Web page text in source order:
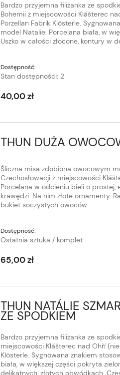
Bardzo przyjemna filiżanka ze
Bohemii z miejscowości Klášterec
Porzellan Fabrik Klösterle.
model Natalie. Porcelana biała, w
Uszko w całości złocone, kontury w
Dostępność:
Stan dostępności: 2
40,00 zł
THUN DUŻA
Śliczna misa zdobiona owocowym
Czechosłowacji z miejscowości
Porcelana w odcieniu bieli o
krawędzi. Na nim złote ornamenty.
bukiet soczystych owoców.
Dostępność:
Ostatnia sztuka / komplet
65,00 zł
THUN NATÁLIE
ZE SPODKIEM
Bardzo przyjemna filiżanka ze
miejscowości Klášterec nad Ohří
Klösterle. Sygnowana znakiem
biała, w większej części pokryta
delikatnych, złotych obwódkach.